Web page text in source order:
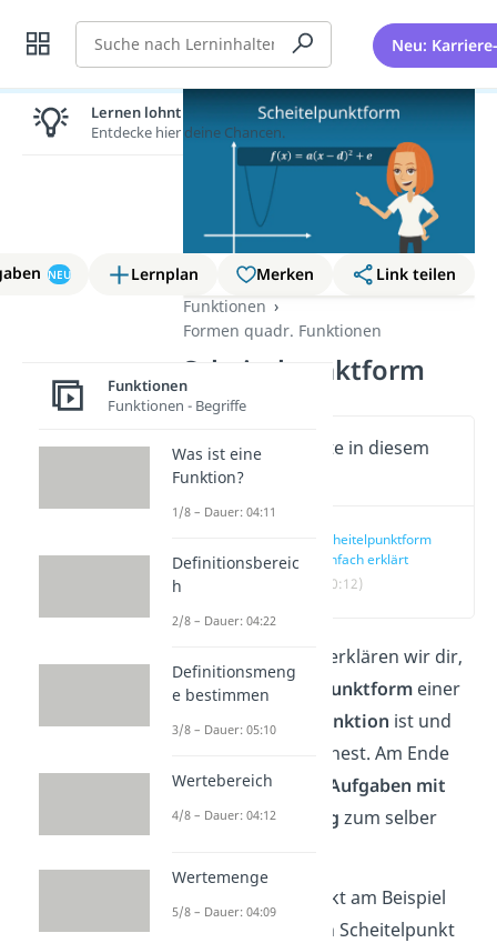
Suche Neu:
NEU Lernplan Merken
Link teilen
Funktionen
Formen quadr. Funktionen
Scheitelpunktform
Wichtige Inhalte in diesem
Video
Scheitelpunktform
einfach erklärt
(00:12)
In diesem Artikel erklären wir dir,
was dieScheitelpunktform einer
quadratischen Funktion ist und
wie du sie berechnest. Am Ende
findest du einige
Aufgaben mit
Lösungsvorschlag zum selber
Du möchtest direkt am Beispiel
sehen, wie du den Scheitelpunkt
Lernen lohnt sich!
Entdecke hier deine Chancen.
Funktionen
Funktionen - Begriffe
Was ist eine
Funktion?
1/8 – Dauer: 04:11
Definitionsbereic
h
2/8 – Dauer: 04:22
Definitionsmeng
e bestimmen
3/8 – Dauer: 05:10
Wertebereich
4/8 – Dauer: 04:12
Wertemenge
5/8 – Dauer: 04:09